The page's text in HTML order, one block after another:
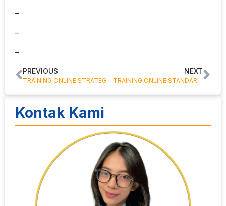
–
–
–
PREVIOUS
TRAINING ONLINE STRATEGI MENGHADAPI AUDIT KEPABEANAN, KEBERATAN DAN BANDING
NEXT
TRAINING ONLINE STANDARISASI DAN PERATURAN PEMASANGAN INSTALASI LISTRIK
Kontak Kami